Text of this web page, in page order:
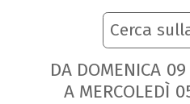
Cerca
DA DOMENICA 09
A MERCOLEDÌ